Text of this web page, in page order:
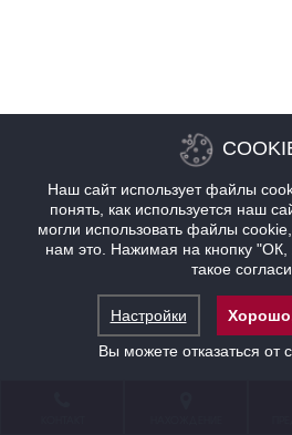
Наш сайт использует файлы
понять, как используется наш
могли использовать файлы
нам это. Нажимая на кнопку "ОК,
такое
Настройки
Вы можете отказаться от